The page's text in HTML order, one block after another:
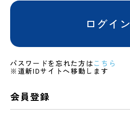
ログイン
パスワードを忘れた方はこちら
※道新IDサイトへ移動します
会員登録